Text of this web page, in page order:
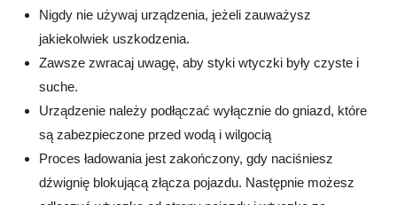
Nigdy nie używaj urządzenia, jeżeli zauważysz
jakiekolwiek uszkodzenia.
Zawsze zwracaj uwagę, aby styki wtyczki były czyste i
suche.
Urządzenie należy podłączać wyłącznie do gniazd, które
są zabezpieczone przed wodą i wilgocią
Proces ładowania jest zakończony, gdy naciśniesz
dźwignię blokującą złącza pojazdu. Następnie możesz